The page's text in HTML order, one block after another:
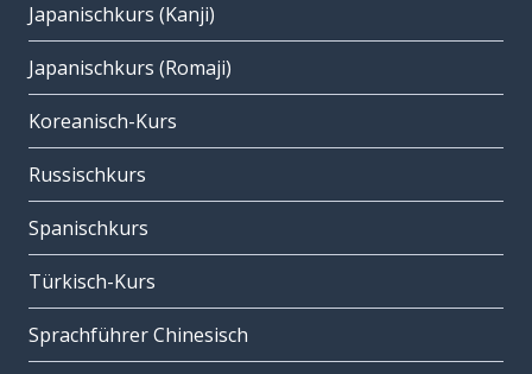
Japanischkurs (Kanji)
Japanischkurs (Romaji)
Koreanisch-Kurs
Russischkurs
Spanischkurs
Türkisch-Kurs
Sprachführer Chinesisch